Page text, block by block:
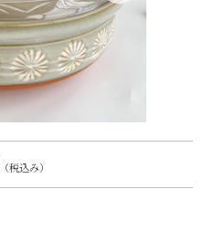
（税込み）